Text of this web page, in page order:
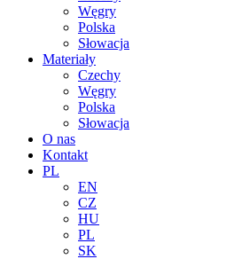
Węgry
Polska
Słowacja
Materiały
Czechy
Węgry
Polska
Słowacja
O nas
Kontakt
PL
EN
CZ
HU
PL
SK